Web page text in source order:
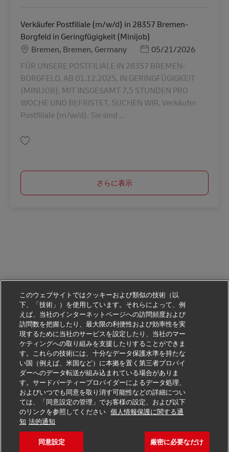
この仕事に応募する
Verkäufer Postfiliale
Verkäufer Postfiliale (m/w/d) in 28357 Bremen-
Borgfeld in Geringfügigkeit (Minijob)
勤務地
Bremen, Bremen, Germany Posted Date
05/21/2026
FÜR UNSERE POSTFILIALE IN 28357 BREMEN-
BORGFELD, AB 01.12.2025, IN GERINGFÜGIGKEIT
(MINIJOB), MIT INSGESAMT 7,5 STUNDEN PRO
WOCHE UND BEFRISTET, SUCHEN WIR. Verkäufer
Postfiliale (m/w/d). Sie sind ...
さらに表示
このウェブサイトではクッキーおよび類似の技術（以
下、「技術」）を使用しています。それらによって、例
えば、当社のインターネットページへの訪問頻度および
訪問数を把握したり、最大限の利便性および効率性を実
現するために当社のサービスを設定したり、当社のマー
ケティングへの取り組みを支援したりすることができま
す。これらの技術には、十分なデータ保護水準を持たな
い国（例えば、米国など）に本拠を置く第三者プロバイ
ダーへのデータ転送が組み込まれている場合がありま
す。サードパーティープロバイダーによるデータ処理、
およびいつでも同意を取り消す可能性などの詳細につい
ては、「同意設定の管理」でお客様の設定、および以下
のリンクを参照してください
個人情報保護に関する通
知 法的通知
同意設定 厳密に必要なだけ